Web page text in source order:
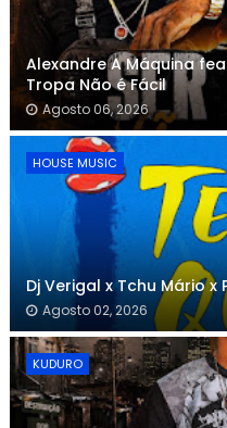
Alexandre A Máquina
Tropa Não é Fácil
Agosto 06, 2026
HOUSE MUSIC
Dj Verigal x Tchu Mário x
Agosto 02, 2026
KUDURO